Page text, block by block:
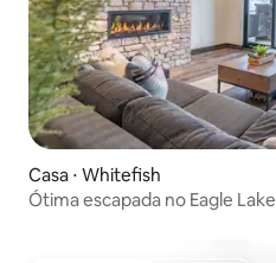
Casa ⋅ Whitefish
Ótima escapada no Eagle Lake